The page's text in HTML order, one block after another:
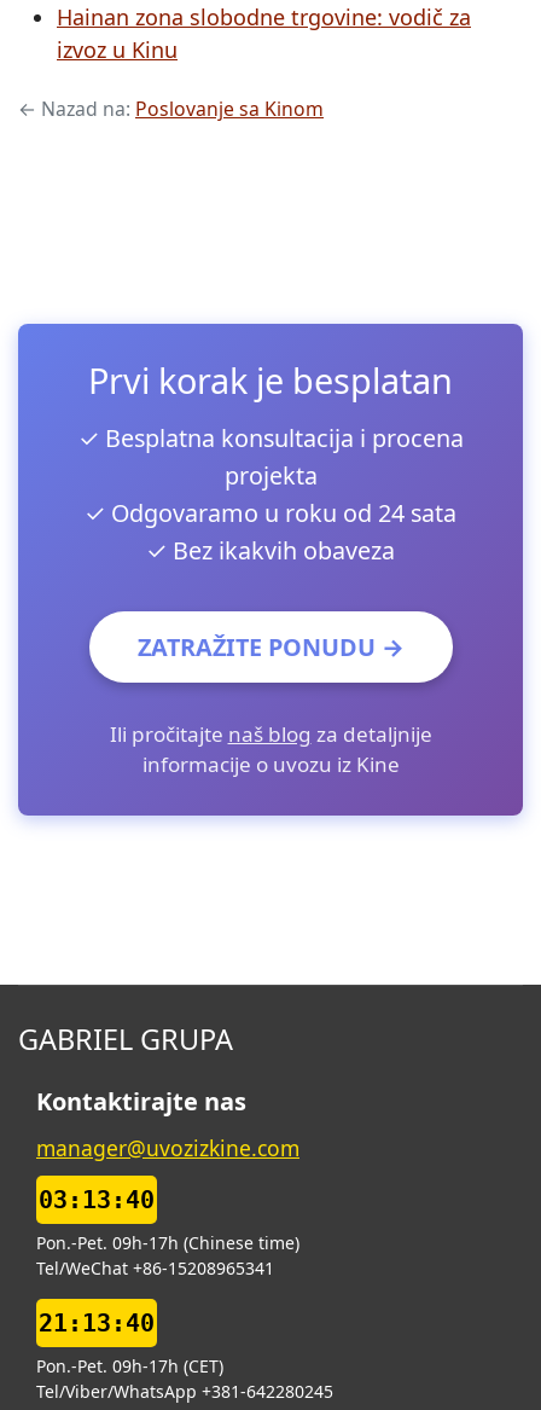
Hainan zona slobodne trgovine: vodič za
izvoz u Kinu
← Nazad na: Poslovanje sa Kinom
Prvi korak je besplatan
✓ Besplatna konsultacija i procena
projekta
✓ Odgovaramo u roku od 24 sata
✓ Bez ikakvih obaveza
ZATRAŽITE PONUDU →
Ili pročitajte naš blog za detaljnije
informacije o uvozu iz Kine
GABRIEL GRUPA
Kontaktirajte nas
manager@uvozizkine.com
03:13:41
Pon.-Pet. 09h-17h (Chinese time)
Tel/WeChat +86-15208965341
21:13:41
Pon.-Pet. 09h-17h (CET)
Tel/Viber/WhatsApp +381-642280245